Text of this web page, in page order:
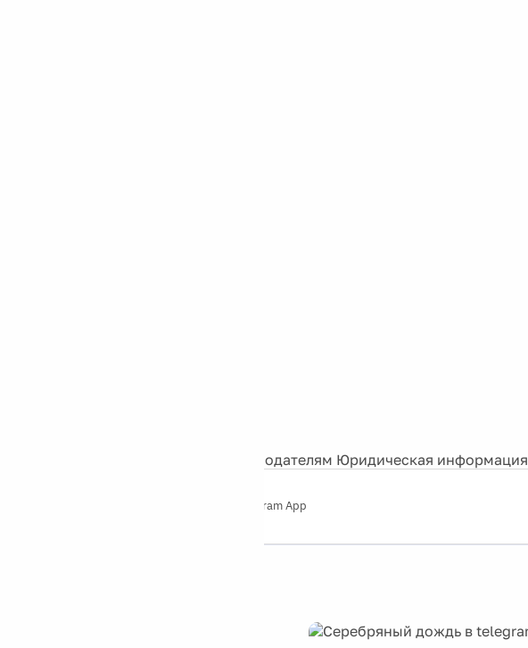
Рекламодателям Юридическая информация
Telegram App